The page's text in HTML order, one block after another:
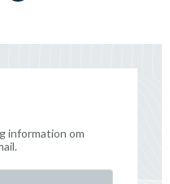
information om